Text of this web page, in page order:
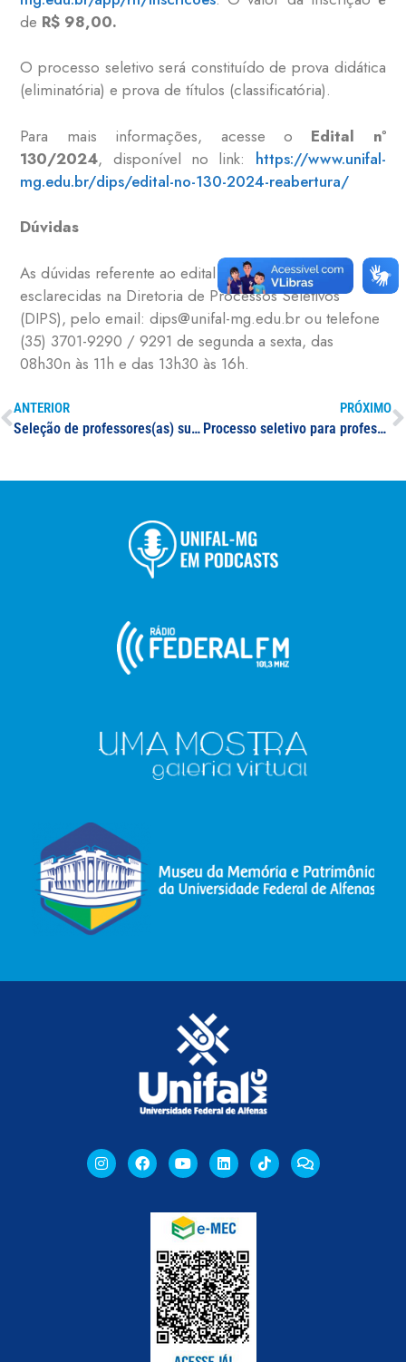
de R$ 98,00.
O processo seletivo será constituído de prova didática
(eliminatória) e prova de títulos (classificatória).
Para mais informações, acesse o Edital nº
130/2024, disponível no link: https://www.unifal-
mg.edu.br/dips/edital-no-130-2024-reabertura/
Dúvidas
As dúvidas referente ao edital poderão ser
esclarecidas na Diretoria de Processos Seletivos
(DIPS), pelo email: dips@unifal-mg.edu.br ou telefone
(35) 3701-9290 / 9291 de segunda a sexta, das
08h30n às 11h e das 13h30 às 16h.
ANTERIOR
Seleção de professores(as) substitutos(as) para as áreas de Zoologia, Química, Desenvolvimento de Software, Programação, Pesquisa e Desenvolvimento em Biotecnologia e Patologia Geral
PRÓXIMO
Processo seletivo para professor(a) substituto(a) na área de atuação em Zoologia de Invertebrados